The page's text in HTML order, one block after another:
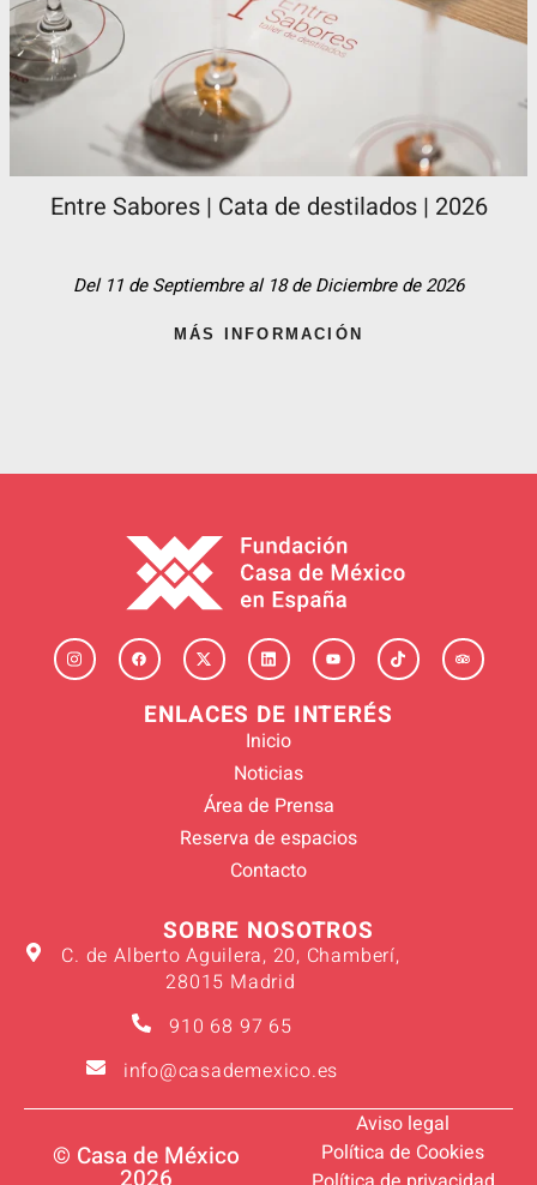
Entre Sabores | Cata de destilados | 2026
Del 11 de Septiembre al 18 de Diciembre de 2026
MÁS INFORMACIÓN
ENLACES DE INTERÉS
Inicio
Noticias
Área de Prensa
Reserva de espacios
Contacto
SOBRE NOSOTROS
C. de Alberto Aguilera, 20, Chamberí,
28015 Madrid
910 68 97 65
info@casademexico.es
© Casa de México
Aviso legal
Política de Cookies